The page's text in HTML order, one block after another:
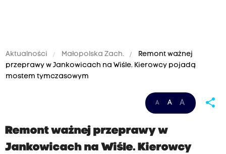
Aktualności Małopolska Zach.
Remont ważnej
przeprawy w Jankowicach na Wiśle. Kierowcy pojadą
mostem tymczasowym
A A A share
Remont ważnej przeprawy w
Jankowicach na Wiśle. Kierowcy